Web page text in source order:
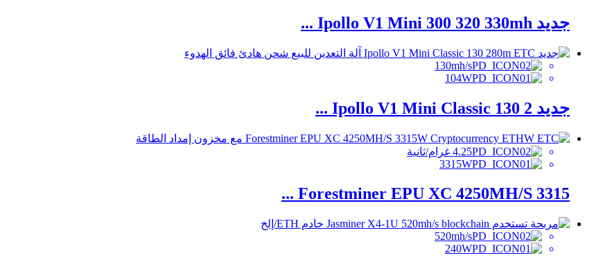
جديد Ipollo V1 Mini 300 320 330mh ...
130mh/s
104W
جديد Ipollo V1 Mini Classic 130 2 ...
4.25 غرام/ثانية
3315W
Forestminer EPU XC 4250MH/S 3315 ...
520mh/s
240W